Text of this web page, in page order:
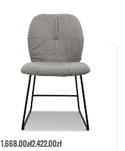
Domyślne sortowanie
Krzesło Siras Noga Metalowa Druciak |
Meble Matowski
1.668.00zł2.422.00zł